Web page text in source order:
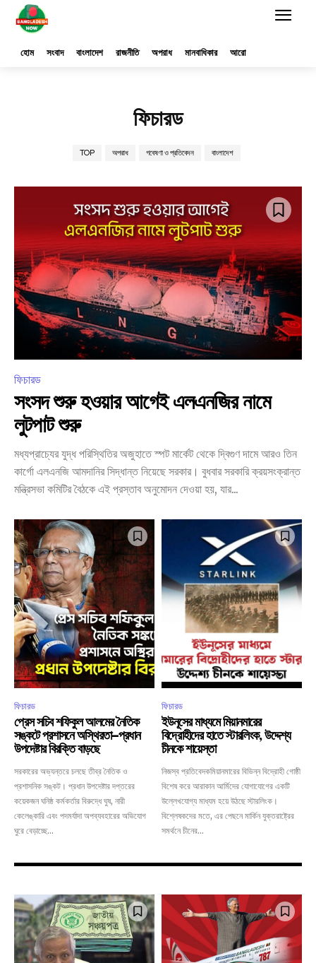
হোম সংবাদ বাংলাদেশ রাজনীতি অপরাধ মানবাধিকার আরো
ফিচারড
TOP অপরাধ গবেষণা ও প্রতিবেদন বাংলাদেশ
ফিচারড
সংসদ শুরু হওয়ার আগেই এলএনজির নামে
লুটপাট শুরু
মধ্যপ্রাচ্যের যুদ্ধ পরিস্থিতির অজুহাতে স্পট মার্কেট থেকে দ্বিগুণ দামে আরও তিন
কার্গো এলএনজি আমদানির সিদ্ধান্ত নিয়েছে সরকার। বুধবার সরকারি ক্রয়সংক্রান্ত
মন্ত্রিসভা কমিটির বৈঠকে এই প্রস্তাব অনুমোদন দেওয়া হয়, যার...
ফিচারড
প্রেস সচিব শফিকুল আলমের নৈতিক
সঙ্কটে প্রশাসনে অস্থিরতা—প্রধান
উপদেষ্টার বিরক্তি বাড়ছে
সরকারের অভ্যন্তরে চলছে তীব্র নৈতিক ও
প্রশাসনিক সঙ্কট। প্রধান উপদেষ্টার দপ্তরের
কয়েকজন ঘনিষ্ঠ কর্মকর্তার বিরুদ্ধে ঘুষ, নারী
কেলেঙ্কারি এবং পদমর্যাদা অপব্যবহারের অভিযোগ
ঘুরে বেড়াচ্ছে...
ফিচারড
ইউনূসের মাধ্যমে মিয়ানমারের
বিদ্রোহীদের হাতে স্টারলিংক, উদ্দেশ্য
চীনকে শায়েস্তা
নিজস্ব প্রতিবেদকমিয়ানমারের বিভিন্ন বিদ্রোহী গোষ্ঠী
বিশেষ করে আরাকান আর্মিদের যোগাযোগের একটি
উল্লেখযোগ্য মাধ্যম হয়ে উঠছে স্টারলিংক।
বিশ্লেষকদের মতে, এর পেছনে মার্কিন যুক্তরাষ্ট্রের
সমর্থনে চীনের...